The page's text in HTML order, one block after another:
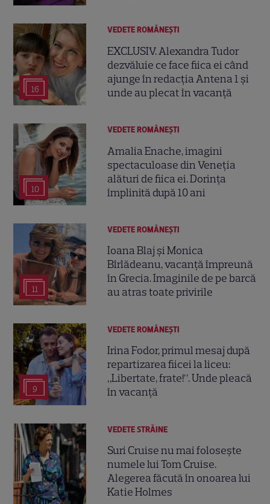
16
VEDETE ROMÂNEŞTI
EXCLUSIV. Alexandra Tudor
dezvăluie ce face fiica ei când
ajunge în redacția Antena 1 și
unde au plecat în vacanță
10
VEDETE ROMÂNEŞTI
Amalia Enache, imagini
spectaculoase din Veneția
alături de fiica ei. Dorința
împlinită după 10 ani
11
VEDETE ROMÂNEŞTI
Ioana Blaj și Monica
Bîrlădeanu, vacanță împreună
în Grecia. Imaginile de pe barcă
au atras toate privirile
9
VEDETE ROMÂNEŞTI
Irina Fodor, primul mesaj după
repartizarea fiicei la liceu:
„Libertate, frate!”. Unde pleacă
în vacanță
VEDETE STRĂINE
Suri Cruise nu mai folosește
numele lui Tom Cruise.
Alegerea făcută în onoarea lui
Katie Holmes